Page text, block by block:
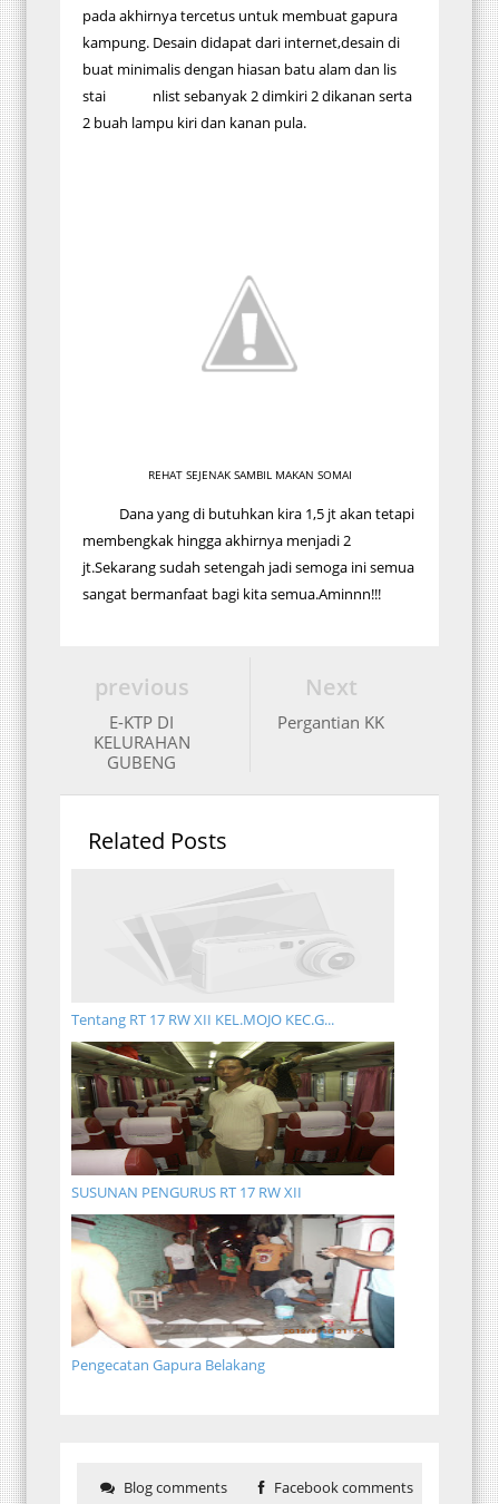
pada akhirnya tercetus untuk membuat gapura
kampung. Desain didapat dari internet,desain di
buat minimalis dengan hiasan batu alam dan lis
stai nlist sebanyak 2 dimkiri 2 dikanan serta
2 buah lampu kiri dan kanan pula.
REHAT SEJENAK SAMBIL MAKAN SOMAI
Dana yang di butuhkan kira 1,5 jt akan tetapi
membengkak hingga akhirnya menjadi 2
jt.Sekarang sudah setengah jadi semoga ini semua
sangat bermanfaat bagi kita semua.Aminnn!!!
Next
Pergantian KK
previous
E-KTP DI
KELURAHAN
GUBENG
Related Posts
Tentang RT 17 RW XII KEL.MOJO KEC.G...
SUSUNAN PENGURUS RT 17 RW XII
Pengecatan Gapura Belakang
Blog comments Facebook comments